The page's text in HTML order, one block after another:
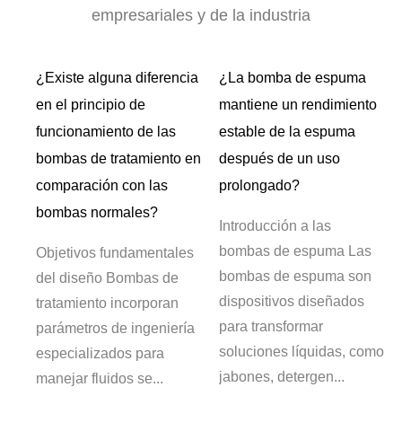
empresariales y de la industria
¿Existe alguna diferencia
en el principio de
funcionamiento de las
bombas de tratamiento en
comparación con las
bombas normales?
Objetivos fundamentales
del diseño Bombas de
tratamiento incorporan
parámetros de ingeniería
especializados para
manejar fluidos se...
¿La bomba de espuma
mantiene un rendimiento
estable de la espuma
después de un uso
prolongado?
Introducción a las
bombas de espuma Las
bombas de espuma son
dispositivos diseñados
para transformar
soluciones líquidas, como
jabones, detergen...